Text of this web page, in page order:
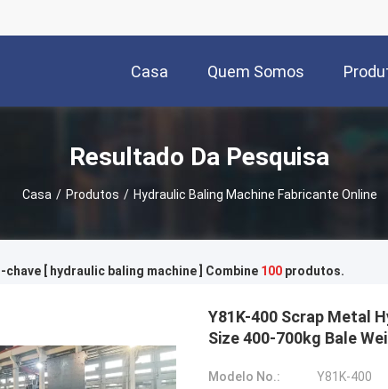
Casa Quem Somos
Resultado Da Pesquisa
Casa / Produtos / Hydraulic Baling Machine Fabricante Online
chave [ hydraulic baling machine ] Combine 100 produtos.
Y81K-400 Scrap Metal
Size 400-700kg Bale
Modelo No.:
Y81K-400